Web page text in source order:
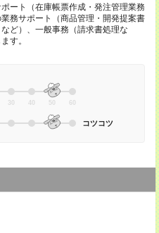
ート（在庫帳票作成・発注管理業務
務サポート（商品管理・開発提案書
ど）、一般事務（請求書処理な
す。
30 40 50 60
コツコツ